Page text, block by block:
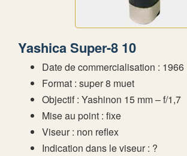
Yashica Super-8 10
Date de commercialisation : 1966
Format : super 8 muet
Objectif : Yashinon 15 mm – f/1,7
Mise au point : fixe
Viseur : non reflex
Indication dans le viseur : ?